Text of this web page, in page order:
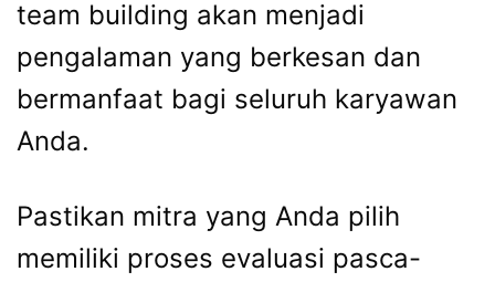
team building akan menjadi
pengalaman yang berkesan dan
bermanfaat bagi seluruh karyawan
Anda.
Pastikan mitra yang Anda pilih
memiliki proses evaluasi pasca-